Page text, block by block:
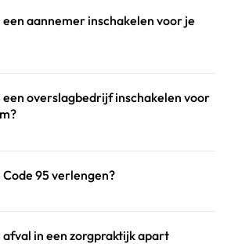
aannemer inschakelen voor je
overslagbedrijf inschakelen voor
95 verlengen?
in een zorgpraktijk apart